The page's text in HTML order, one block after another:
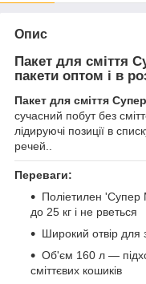
Опис
Пакет для сміття
пакети оптом і в
Пакет для сміття
сучасний побут без
лідируючі позиції в
речей..
Переваги:
Поліетилен 'Супер
до 25 кг і не рветься
Широкий отвір для
Об'єм 160 л —
сміттєвих кошиків